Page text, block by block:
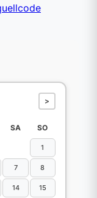
>
SA SO
1
7 8
14 15